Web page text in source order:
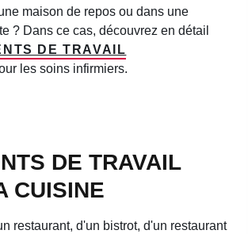
maison de repos ou dans une
? Dans ce cas, découvrez en détail
DE TRAVAIL
les soins infirmiers.
DE TRAVAIL
CUISINE
restaurant, d'un bistrot, d'un restaurant